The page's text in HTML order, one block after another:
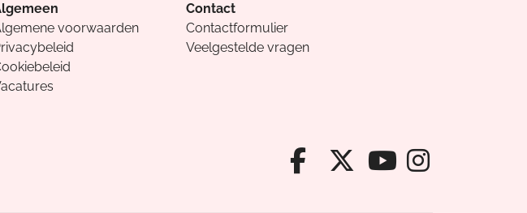
voorwaarden
Contact
Contactformulier
Veelgestelde vragen
Facebook van
X van